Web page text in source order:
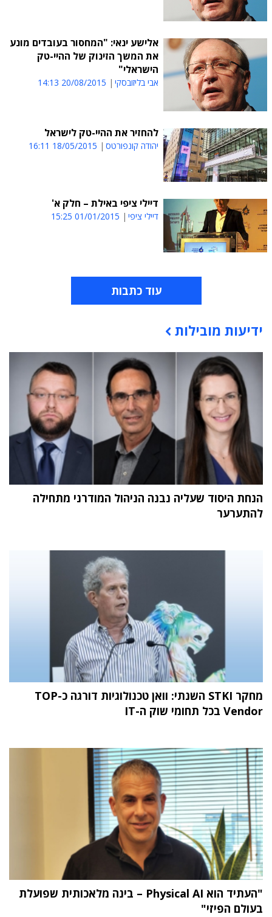
אלישע ינאי: "המחסור בעובדים מונע
את המשך הזינוק של ההיי-טק
הישראלי"
אבי בליזובסקי 20/08/2015 14:13
להחזיר את ההיי-טק לישראל
יהודה קונפורטס 18/05/2015 16:11
דיילי ציפי באילת – חלק א'
דיילי ציפי 01/01/2015 15:25
עוד כתבות
תוכן פרסומי
ידיעות מובילות
הנחת היסוד שעליה נבנה הניהול המודרני מתחילה
להתערער
מחקר STKI השנתי: וואן טכנולוגיות דורגה כ-TOP
Vendor בכל תחומי שוק ה-IT
"העתיד הוא Physical AI – בינה מלאכותית שפועלת
בעולם הפיזי"